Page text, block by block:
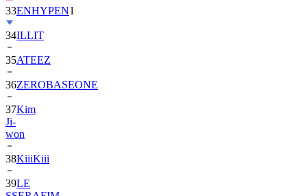
33ENHYPEN1
34ILLIT
35ATEEZ
36ZEROBASEONE
37Kim
Ji-
won
38KiiiKiii
39LE